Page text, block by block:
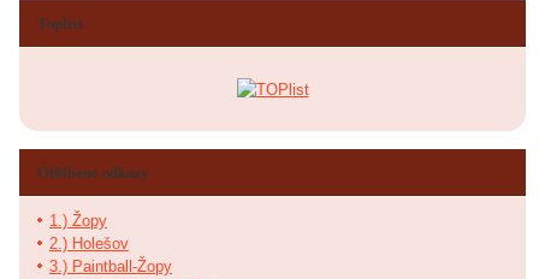
Toplist
Oblíbené odkazy
1.) Žopy
2.) Holešov
3.) Paintball-Žopy